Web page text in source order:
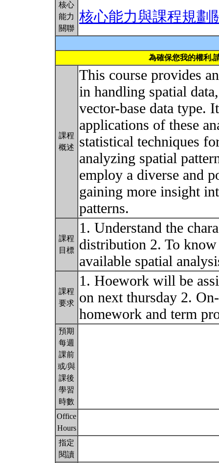
核心
能力
關聯
核心能力與課程規劃
為確保您我的權利,
課程
概述
This course provides
in handling spatial
vector-base data type.
applications of these
statistical techniques
analyzing spatial
employ a diverse and
gaining more insight
patterns.
課程
目標
1. Understand the
distribution 2. To
available spatial
課程
要求
1. Hoework will be
on next thursday 2.
homework and term
預期
每週
課前
或/與
課後
學習
時數
Office
Hours
指定
閱讀